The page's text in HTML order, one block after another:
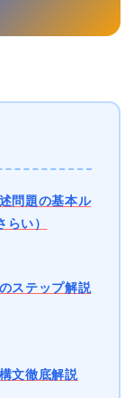
問題の基本ル
らい）
ステップ解説
文徹底解説